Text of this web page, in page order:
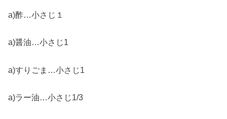
a)酢…小さじ１
a)醤油…小さじ1
a)すりごま…小さじ1
a)ラー油…小さじ1/3